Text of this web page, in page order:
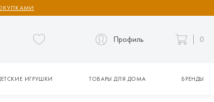
Профиль 0
ИГРУШКИ ТОВАРЫ ДЛЯ ДОМА БРЕНДЫ